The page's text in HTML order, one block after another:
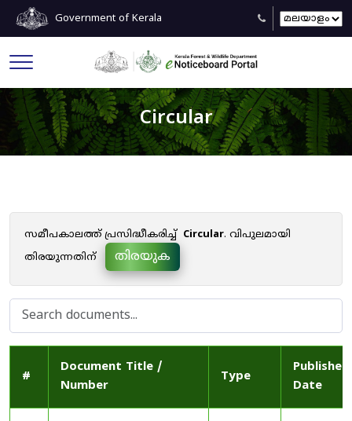
Government of Kerala
Circular
സമീപകാലത്ത് പ്രസിദ്ധീകരിച്ച് Circular. വിപുലമായി
തിരയുന്നതിന്
തിരയുക
#
Document Title /
Number
Type
Published
Date